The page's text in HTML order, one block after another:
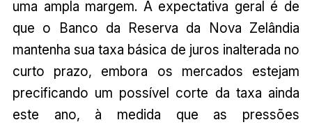
uma ampla margem. A expectativa geral é de
que o Banco da Reserva da Nova Zelândia
mantenha sua taxa básica de juros inalterada no
curto prazo, embora os mercados estejam
precificando um possível corte da taxa ainda
este ano, à medida que as pressões